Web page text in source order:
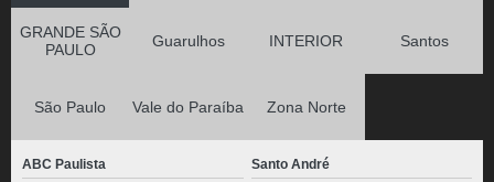
GRANDE SÃO
PAULO
Guarulhos INTERIOR Santos
São Paulo Vale do Paraíba Zona Norte
ABC Paulista Santo André